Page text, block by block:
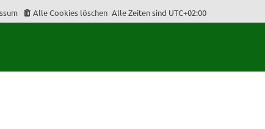
Alle Zeiten sind UTC+02:00
Alle Cookies löschen